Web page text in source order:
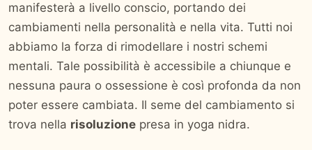
manifesterà a livello conscio, portando dei
cambiamenti nella personalità e nella vita. Tutti noi
abbiamo la forza di rimodellare i nostri schemi
mentali. Tale possibilità è accessibile a chiunque e
nessuna paura o ossessione è così profonda da non
poter essere cambiata. Il seme del cambiamento si
trova nella risoluzione presa in yoga nidra.